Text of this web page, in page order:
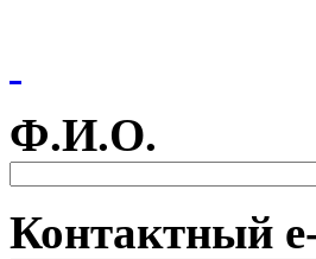
Ф.И.О.
Контактный